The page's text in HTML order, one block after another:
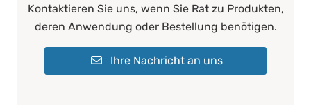
Kontaktieren Sie uns, wenn Sie Rat zu Produkten,
deren Anwendung oder Bestellung benötigen.
Ihre Nachricht an uns